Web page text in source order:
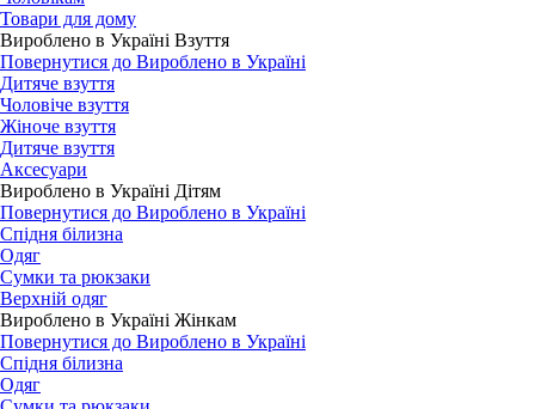
Товари для дому
Вироблено в Україні Взуття
Повернутися до Вироблено в Україні
Дитяче взуття
Чоловіче взуття
Жіноче взуття
Дитяче взуття
Аксесуари
Вироблено в Україні Дітям
Повернутися до Вироблено в Україні
Спідня білизна
Одяг
Сумки та рюкзаки
Верхній одяг
Вироблено в Україні Жінкам
Повернутися до Вироблено в Україні
Спідня білизна
Одяг